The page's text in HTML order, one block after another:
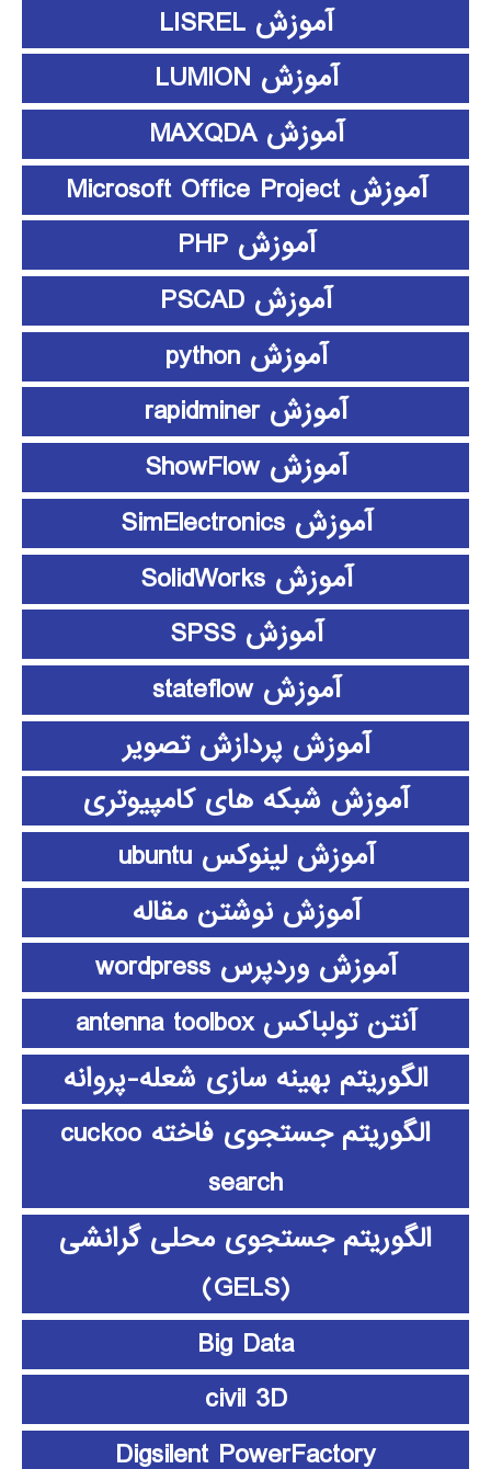
آموزش LISREL
آموزش LUMION
آموزش MAXQDA
آموزش Microsoft Office Project
آموزش PHP
آموزش PSCAD
آموزش python
آموزش rapidminer
آموزش ShowFlow
آموزش SimElectronics
آموزش SolidWorks
آموزش SPSS
آموزش stateflow
آموزش پردازش تصویر
آموزش شبکه های کامپیوتری
آموزش لینوکس ubuntu
آموزش نوشتن مقاله
آموزش وردپرس wordpress
آنتن تولباکس antenna toolbox
الگوریتم بهینه سازی شعله-پروانه
الگوریتم جستجوی فاخته cuckoo
search
الگوریتم جستجوی محلی گرانشی
(GELS)
Big Data
civil 3D
Digsilent PowerFactory